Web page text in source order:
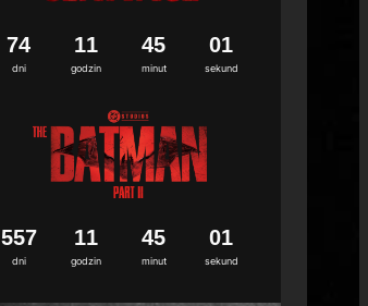
dni
74
godzin
11
minut
45
sekund
00
dni
557
godzin
11
minut
45
sekund
00